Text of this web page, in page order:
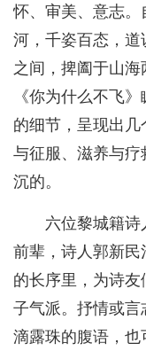
怀、审美、意志
河，千姿百态，
之间，捭阖于山
《你为什么不飞
的细节，呈现出
与征服、滋养与
沉的。
六位黎城籍
前辈，诗人郭新民
的长序里，为诗
子气派。抒情或
滴露珠的腹语，也